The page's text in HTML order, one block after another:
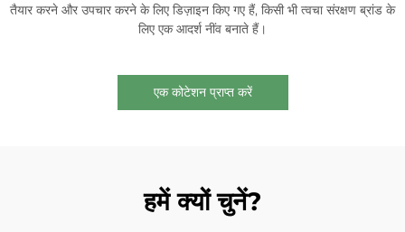
तैयार करने और उपचार करने के लिए डिज़ाइन किए गए हैं, किसी भी त्वचा संरक्षण ब्रांड के
लिए एक आदर्श नींव बनाते हैं।
एक कोटेशन प्राप्त करें
हमें क्यों चुनें?